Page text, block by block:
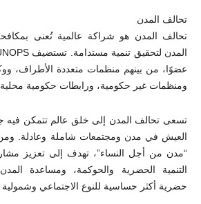
تحالف المدن
تحالف المدن هو شراكة عالمية تُعنى
عضوًا، من بينهم منظمات متعددة الأطراف،
ومنظمات غير حكومية، ورابطات حكومية
تسعى تحالف المدن إلى خلق عالم تتمكن فيه
العيش في مدن ومجتمعات شاملة وعادلة. ومن
“مدن من أجل النساء”، تهدف إلى تعزيز
التنمية الحضرية والحوكمة، ومساعدة
حضرية أكثر حساسية للنوع الاجتماعي وشمولية